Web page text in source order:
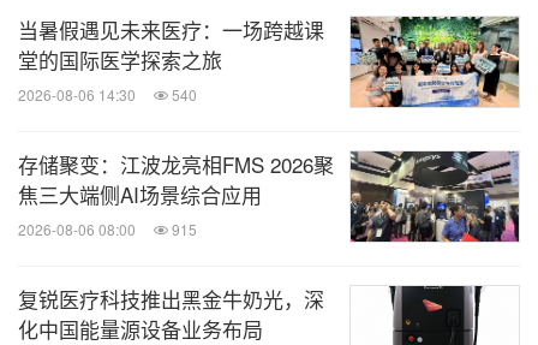
当暑假遇见未来医疗：一场跨越课
堂的国际医学探索之旅
2026-08-06 14:30 540
存储聚变：江波龙亮相FMS 2026聚
焦三大端侧AI场景综合应用
2026-08-06 08:00 915
复锐医疗科技推出黑金牛奶光，深
化中国能量源设备业务布局